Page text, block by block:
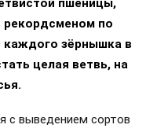
пшеницы,
рекордсменом по
каждого зёрнышка в
целая ветвь, на
с выведением сортов